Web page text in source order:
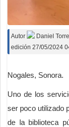
Autor Daniel
edición 27/05/2024
Nogales, Sonora.
Uno de los
ser poco utilizado
de la biblioteca